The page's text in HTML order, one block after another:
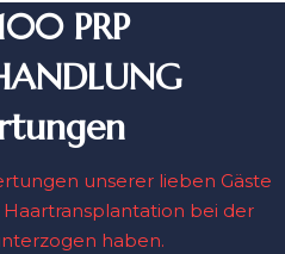
PRP
unserer lieben Gäste
bei der
haben.